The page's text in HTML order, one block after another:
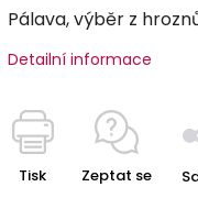
Pálava, výběr z
Detailní informace
Tisk Zeptat se